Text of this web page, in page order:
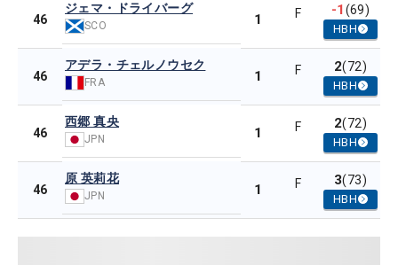
46
ジェマ・ドライバーグ
SCO 1 F -1(69)
HBH
46
アデラ・チェルノウセク
FRA 1 F 2(72)
HBH
46
西郷 真央
JPN 1 F 2(72)
HBH
46
原 英莉花
JPN 1 F 3(73)
HBH